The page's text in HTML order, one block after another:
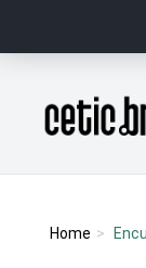
Página
Home